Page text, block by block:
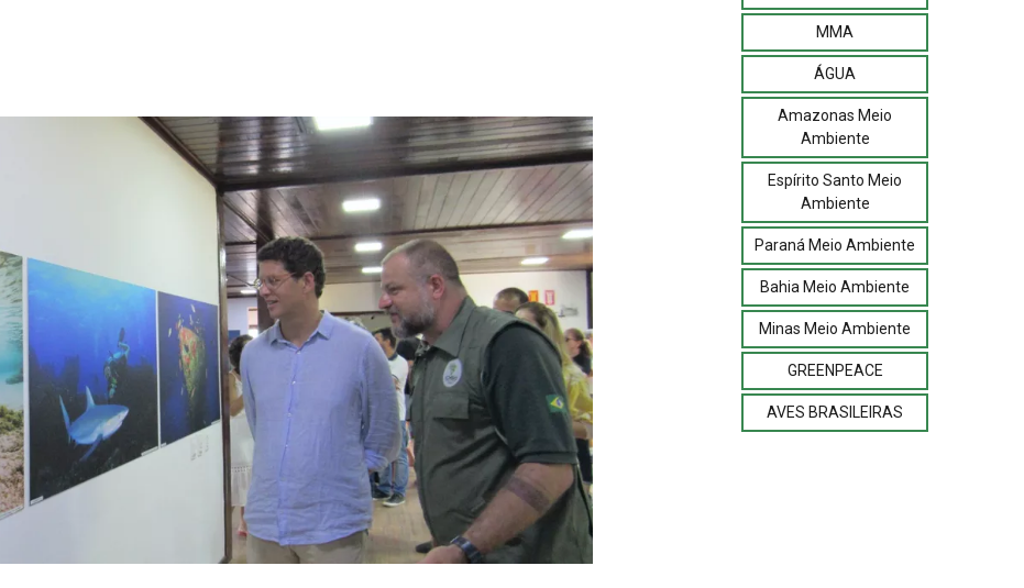
MMA
ÁGUA
Amazonas Meio
Ambiente
Espírito Santo Meio
Ambiente
Paraná Meio Ambiente
Bahia Meio Ambiente
Minas Meio Ambiente
GREENPEACE
AVES BRASILEIRAS